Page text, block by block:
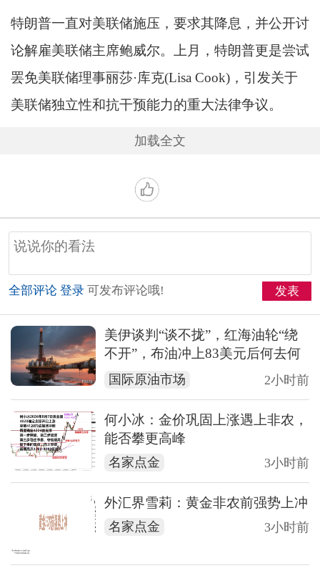
特朗普一直对美联储施压，要求其降息，并公开讨
论解雇美联储主席鲍威尔。上月，特朗普更是尝试
罢免美联储理事丽莎·库克(Lisa Cook)，引发关于
美联储独立性和抗干预能力的重大法律争议。
加载全文
全部评论 登录 可发布评论哦! 发表
美伊谈判“谈不拢”，红海油轮“绕
不开”，布油冲上83美元后何去何
从？
国际原油市场 2小时前
何小冰：金价巩固上涨遇上非农，
能否攀更高峰
名家点金 3小时前
外汇界雪莉：黄金非农前强势上冲
名家点金 3小时前